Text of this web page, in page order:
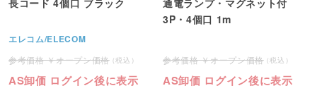
エレコム/ELECOM
オープン価格
AS卸価 ログイン後に表示
3P・4個口 1m
オープン価格
AS卸価 ログイン後に表示